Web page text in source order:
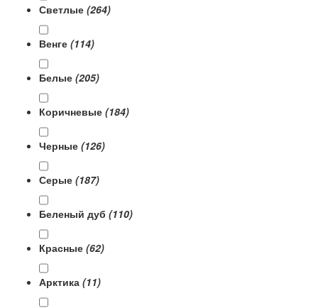
Светлые (264)
Венге (114)
Белые (205)
Коричневые (184)
Черные (126)
Серые (187)
Беленый дуб (110)
Красные (62)
Арктика (11)